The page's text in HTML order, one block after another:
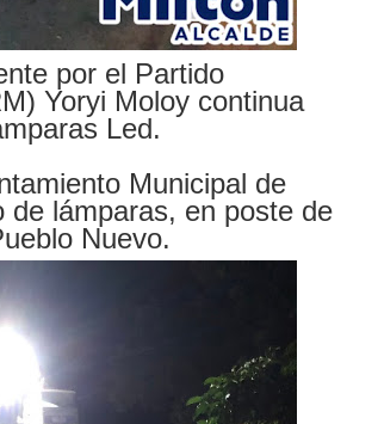
por el Partido
Yoryi Moloy continua
Led.
Municipal de
de lámparas, en poste de
Nuevo.